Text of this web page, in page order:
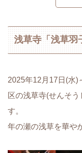
浅草寺「浅草羽
2025年12月17日(水)
区の浅草寺(せんそ
す。
年の瀬の浅草を華や